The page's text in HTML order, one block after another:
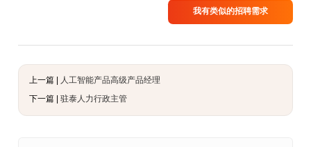
我有类似的招聘需求
上一篇 |
人工智能产品高级产品经理
下一篇 | 驻泰人力行政主管